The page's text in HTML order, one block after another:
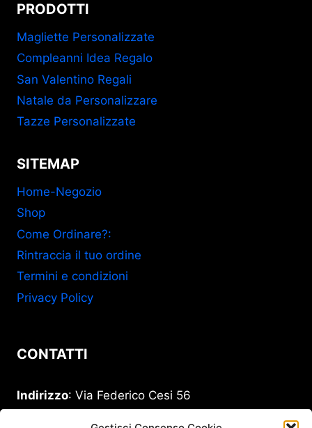
PRODOTTI
Magliette Personalizzate
Compleanni Idea Regalo
San Valentino Regali
Natale da Personalizzare
Tazze Personalizzate
SITEMAP
Home-Negozio
Shop
Come Ordinare?:
Rintraccia il tuo ordine
Termini e condizioni
Privacy Policy
CONTATTI
Indirizzo: Via Federico Cesi 56